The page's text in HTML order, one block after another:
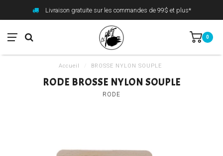
Livraison gratuite sur les commandes de 99$ et plus*
0
Accueil BROSSE NYLON SOUPLE
RODE BROSSE NYLON SOUPLE
RODE